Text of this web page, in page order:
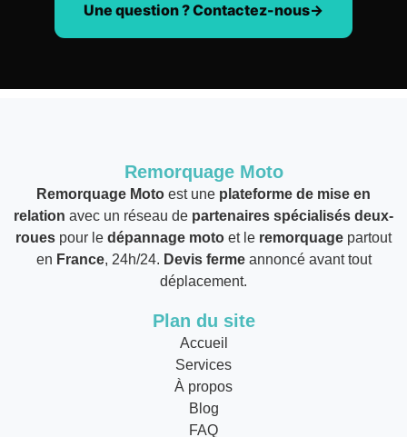
Une question ? Contactez-nous
Remorquage Moto
Remorquage Moto est une plateforme de mise en
relation avec un réseau de partenaires spécialisés deux-
roues pour le dépannage moto et le remorquage partout
en France, 24h/24. Devis fermeannoncé avant tout
déplacement.
Plan du site
Accueil
Services
À propos
Blog
FAQ